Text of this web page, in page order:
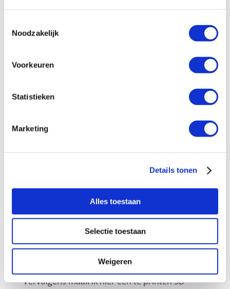
Noodzakelijk
Voorkeuren
Statistieken
Marketing
Details tonen
Alles toestaan
Selectie toestaan
Weigeren
verrassingen te staan. De computers en
printers die we gebruiken, zijn tegenwoordig
het gebied van modelbouw.
• Er worden meerdere concepten uitgewerkt
Professioneel concept
ontwerpen voor particulieren
Lever jouw ideeën aan en ik ga aan de slag met
het maken van een 3D-ontwerp. Uiteraard mag
je ook een schets of 2D-model aanleveren.
Vervolgens maak ik hier een te printen 3D-